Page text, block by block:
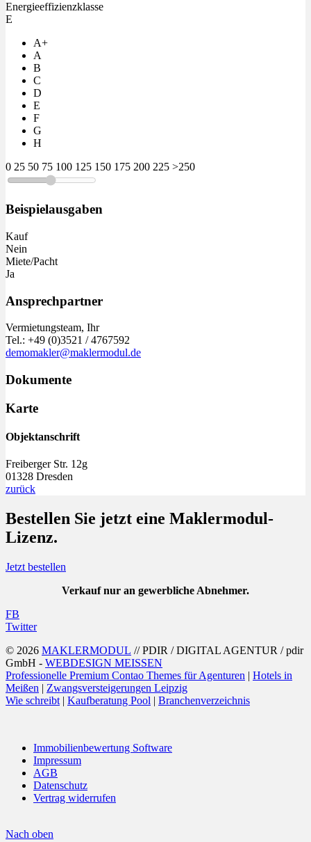
Energieeffizienzklasse
E
A+
A
B
C
D
E
F
G
H
0 25 50 75 100 125 150 175 200 225 >250
Beispielausgaben
Kauf
Nein
Miete/Pacht
Ja
Ansprechpartner
Vermietungsteam, Ihr
Tel.: +49 (0)3521 / 4767592
demomakler@maklermodul.de
Dokumente
Karte
Objektanschrift
Freiberger Str. 12g
01328 Dresden
zurück
Bestellen Sie jetzt eine Maklermodul-
Lizenz.
Jetzt bestellen
Verkauf nur an gewerbliche Abnehmer.
FB
Twitter
© 2026 MAKLERMODUL // PDIR / DIGITAL AGENTUR / pdir
GmbH - WEBDESIGN MEISSEN
Professionelle Premium Contao Themes für Agenturen | Hotels in
Meißen | Zwangsversteigerungen Leipzig
Wie schreibt | Kaufberatung Pool | Branchenverzeichnis
Immobilienbewertung Software
Impressum
AGB
Datenschutz
Vertrag widerrufen
Nach oben